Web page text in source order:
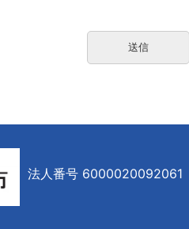
法人番号 6000020092061